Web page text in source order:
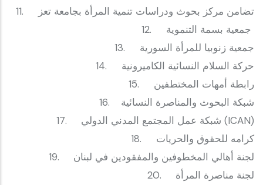
‎11. تضامن مركز بحوث ودراسات تنمية المرأة بجامعة تعز
‎13. جمعية زنوبيا للمرأة السورية
‎14. حركة السلام النسائية الكاميرونية
‎15. رابطة أمهات المختطفين
‎16. شبكة البحوث والمناصرة النسائية
‎17. شبكة عمل المجتمع المدني الدولي (ICAN)
‎18. كرامه للحقوق والحريات
‎19. لجنة أهالي المخطوفين والمفقودين في لبنان
‎20. لجنة مناصرة المرأة